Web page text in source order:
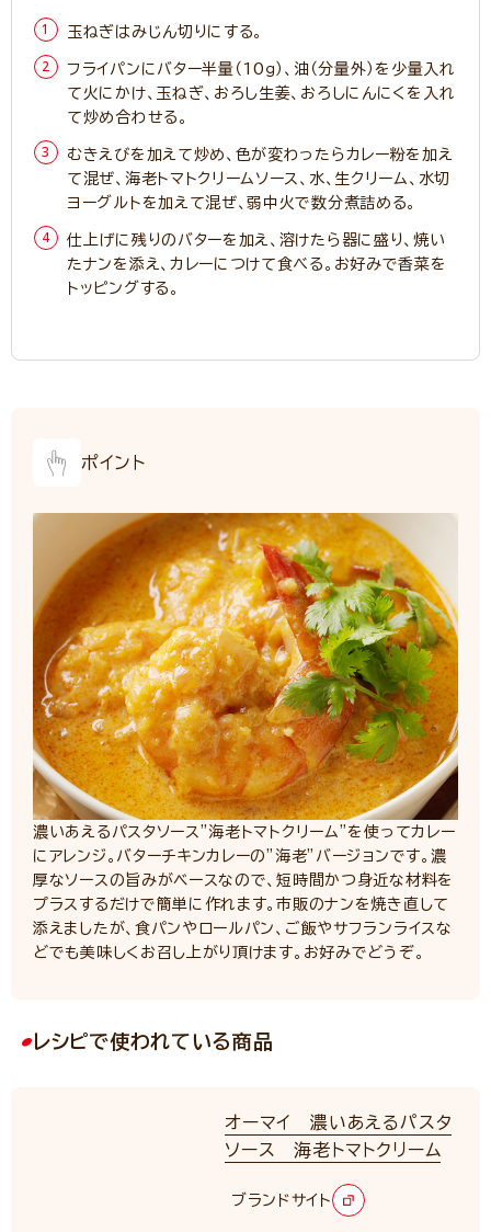
玉ねぎはみじん切りにする。
フライパンにバター半量（10ｇ）、油（分量外）を少量入れ
て火にかけ、玉ねぎ、おろし生姜、おろしにんにくを入れ
て炒め合わせる。
むきえびを加えて炒め、色が変わったらカレー粉を加え
て混ぜ、海老トマトクリームソース、水、生クリーム、水切
ヨーグルトを加えて混ぜ、弱中火で数分煮詰める。
仕上げに残りのバターを加え、溶けたら器に盛り、焼い
たナンを添え、カレーにつけて食べる。お好みで香菜を
トッピングする。
ポイント
濃いあえるパスタソース”海老トマトクリーム”を使ってカレー
にアレンジ。バターチキンカレーの”海老”バージョンです。濃
厚なソースの旨みがベースなので、短時間かつ身近な材料を
プラスするだけで簡単に作れます。市販のナンを焼き直して
添えましたが、食パンやロールパン、ご飯やサフランライスな
どでも美味しくお召し上がり頂けます。お好みでどうぞ。
レシピで使われている商品
オーマイ 濃いあえるパスタ
ソース 海老トマトクリーム
ブランドサイト